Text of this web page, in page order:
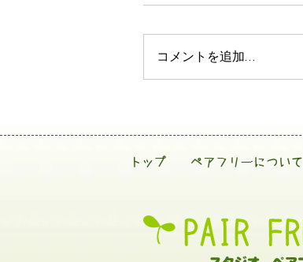
コメントを追加…
トップ ペアフリーについて